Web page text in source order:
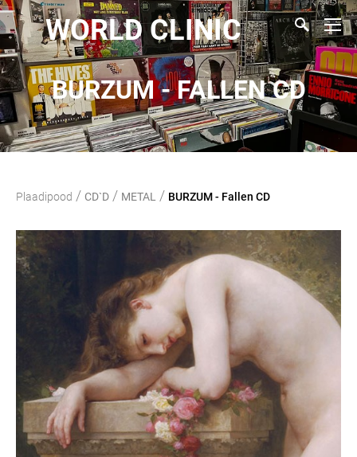
WORLD CLINIC
BURZUM - FALLEN CD
Plaadipood / CD`D / METAL / BURZUM - Fallen CD